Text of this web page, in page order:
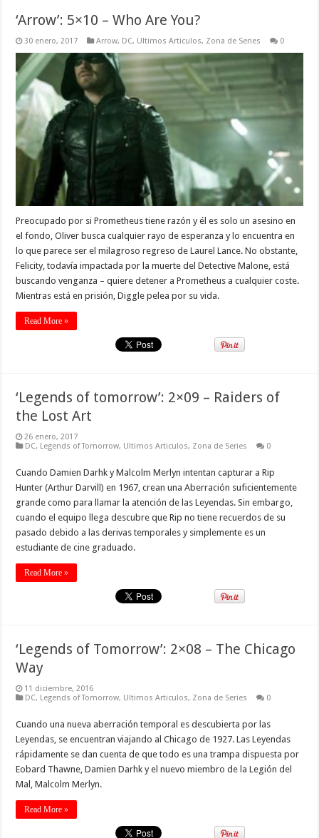
‘Arrow’: 5×10 – Who Are You?
30 enero, 2017 Arrow, DC, Ultimos Articulos, Zona de Series 0
Preocupado por si Prometheus tiene razón y él es solo un asesino en
el fondo, Oliver busca cualquier rayo de esperanza y lo encuentra en
lo que parece ser el milagroso regreso de Laurel Lance. No obstante,
Felicity, todavía impactada por la muerte del Detective Malone, está
buscando venganza – quiere detener a Prometheus a cualquier coste.
Mientras está en prisión, Diggle pelea por su vida.
Read More »
‘Legends of tomorrow’: 2×09 – Raiders of
the Lost Art
26 enero, 2017
DC, Legends of Tomorrow, Ultimos Articulos, Zona de Series 0
Cuando Damien Darhk y Malcolm Merlyn intentan capturar a Rip
Hunter (Arthur Darvill) en 1967, crean una Aberración suficientemente
grande como para llamar la atención de las Leyendas. Sin embargo,
cuando el equipo llega descubre que Rip no tiene recuerdos de su
pasado debido a las derivas temporales y simplemente es un
estudiante de cine graduado.
Read More »
‘Legends of Tomorrow’: 2×08 – The Chicago
Way
11 diciembre, 2016
DC, Legends of Tomorrow, Ultimos Articulos, Zona de Series 0
Cuando una nueva aberración temporal es descubierta por las
Leyendas, se encuentran viajando al Chicago de 1927. Las Leyendas
rápidamente se dan cuenta de que todo es una trampa dispuesta por
Eobard Thawne, Damien Darhk y el nuevo miembro de la Legión del
Mal, Malcolm Merlyn.
Read More »